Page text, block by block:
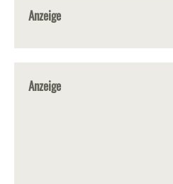
Anzeige
Anzeige